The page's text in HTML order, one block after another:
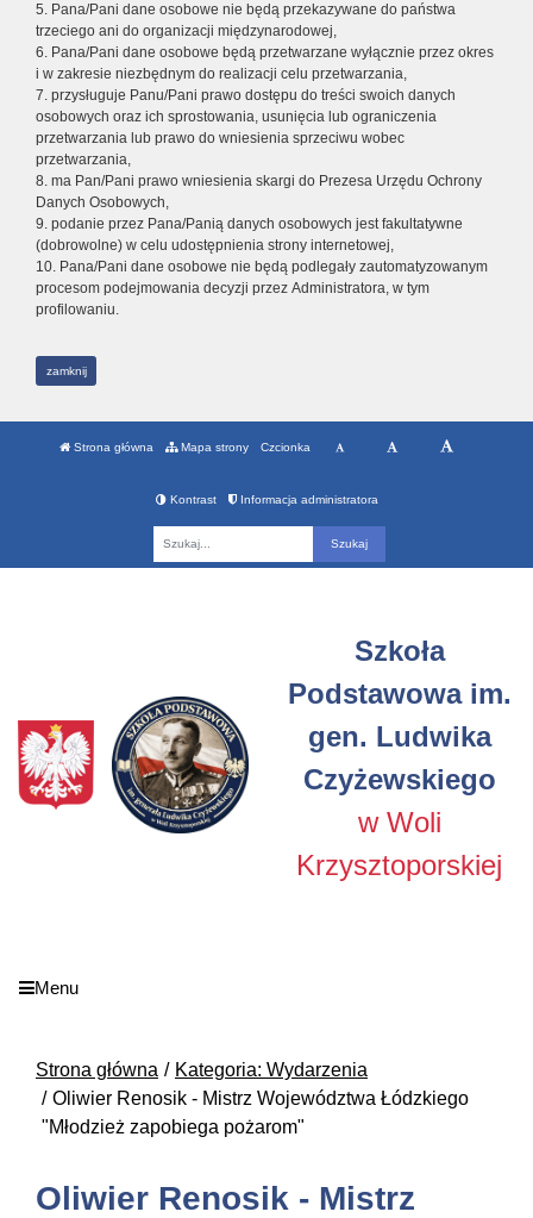
5. Pana/Pani dane osobowe nie będą przekazywane do państwa
trzeciego ani do organizacji międzynarodowej,
6. Pana/Pani dane osobowe będą przetwarzane wyłącznie przez okres
i w zakresie niezbędnym do realizacji celu przetwarzania,
7. przysługuje Panu/Pani prawo dostępu do treści swoich danych
osobowych oraz ich sprostowania, usunięcia lub ograniczenia
przetwarzania lub prawo do wniesienia sprzeciwu wobec
przetwarzania,
8. ma Pan/Pani prawo wniesienia skargi do Prezesa Urzędu Ochrony
Danych Osobowych,
9. podanie przez Pana/Panią danych osobowych jest fakultatywne
(dobrowolne) w celu udostępnienia strony internetowej,
10. Pana/Pani dane osobowe nie będą podlegały zautomatyzowanym
procesom podejmowania decyzji przez Administratora, w tym
profilowaniu.
zamknij
Strona główna Mapa strony Czcionka
Kontrast Informacja administratora
Szkoła
Podstawowa im.
gen. Ludwika
Czyżewskiego
w Woli
Krzysztoporskiej
Menu
Strona główna
Kategoria: Wydarzenia
Oliwier Renosik - Mistrz Województwa Łódzkiego
"Młodzież zapobiega pożarom"
Oliwier Renosik - Mistrz